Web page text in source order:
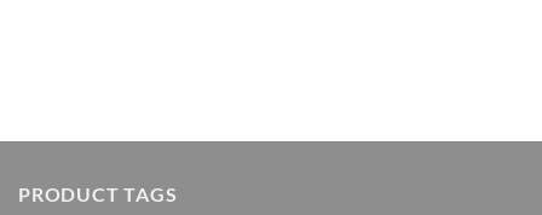
PRODUCT TAGS